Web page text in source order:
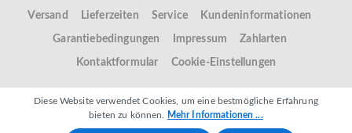
Versand Lieferzeiten Service Kundeninformationen
Garantiebedingungen Impressum Zahlarten
Kontaktformular Cookie-Einstellungen
Diese Website verwendet Cookies, um eine bestmögliche Erfahrung
bieten zu können.
Mehr Informationen ...